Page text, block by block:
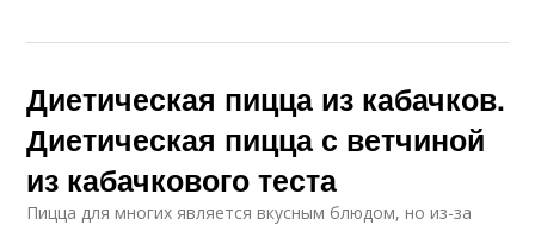
Диетическая пицца из кабачков.
Диетическая пицца с ветчиной
из кабачкового теста
Пицца для многих является вкусным блюдом, но из-за